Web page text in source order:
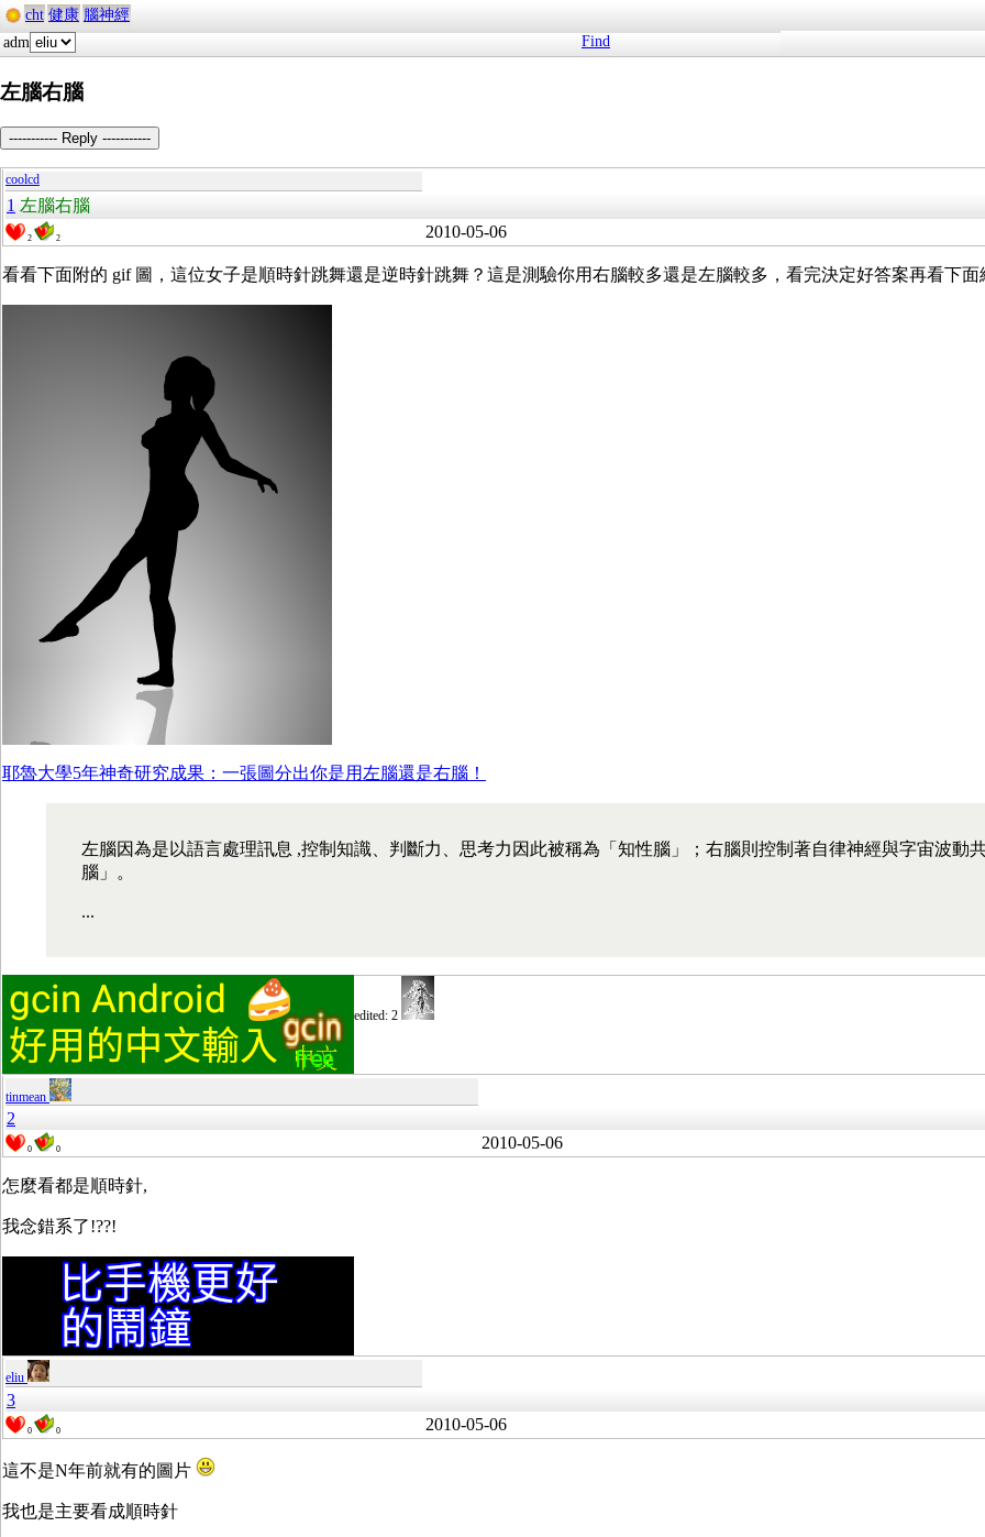
cht 健康 腦神經
adm
Find
左腦右腦
----------- Reply -----------
coolcd
1 左腦右腦
2 2 2010-05-06
看看下面附的 gif 圖，這位女子是順時針跳舞還是逆時針跳舞？這是測驗你用右腦較多還是左腦較多，看完決定好答案再看下面
耶魯大學5年神奇研究成果：一張圖分出你是用左腦還是右腦！
左腦因為是以語言處理訊息 ,控制知識、判斷力、思考力因此被稱為「知性腦」；右腦則控制著自律神經與字宙波動
腦」。
...
edited: 2
tinmean
2
0 0 2010-05-06
怎麼看都是順時針,
我念錯系了!??!
eliu
3
0 0 2010-05-06
這不是N年前就有的圖片
我也是主要看成順時針